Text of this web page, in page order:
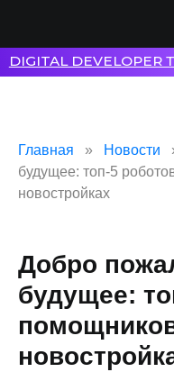
Главная Новости
будущее: топ-5
новостройках
Добро
будущее: